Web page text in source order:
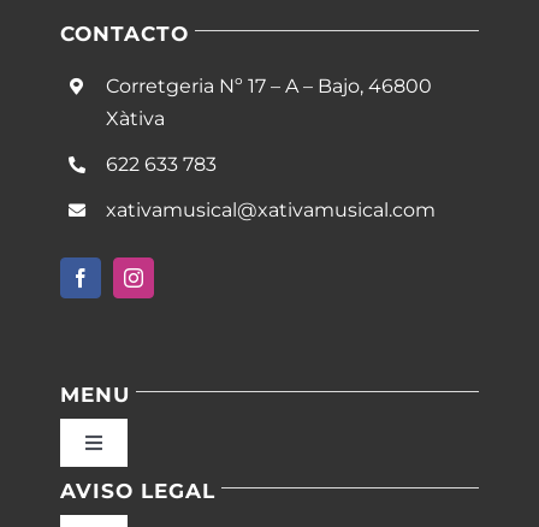
CONTACTO
Corretgeria Nº 17 – A – Bajo, 46800
Xàtiva
622 633 783
xativamusical@xativamusical.com
MENU
Toggle
Inicio
AVISO LEGAL